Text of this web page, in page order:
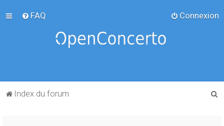
FAQ Connexion
Index du forum